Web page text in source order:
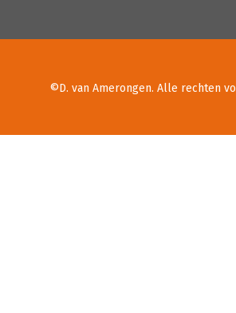
©D. van Amerongen. Alle rechten